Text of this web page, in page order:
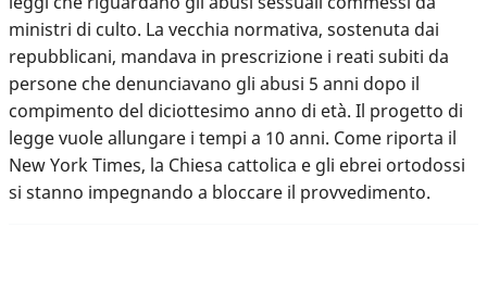
ministri di culto. La vecchia normativa, sostenuta dai
repubblicani, mandava in prescrizione i reati subiti da
persone che denunciavano gli abusi 5 anni dopo il
compimento del diciottesimo anno di età. Il progetto di
legge vuole allungare i tempi a 10 anni. Come riporta il
New York Times, la Chiesa cattolica e gli ebrei ortodossi
si stanno impegnando a bloccare il provvedimento.